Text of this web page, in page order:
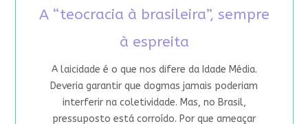
A “teocracia à brasileira”, sempre
à espreita
A laicidade é o que nos difere da Idade Média.
Deveria garantir que dogmas jamais poderiam
interferir na coletividade. Mas, no Brasil,
pressuposto está corroído. Por que ameaçar